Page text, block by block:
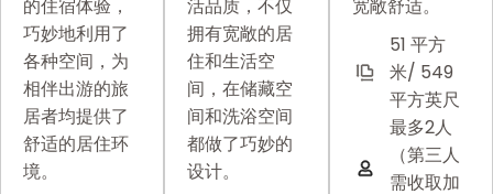
的住宿体验，
巧妙地利用了
各种空间，为
相伴出游的旅
居者均提供了
舒适的居住环
境。
活品质，不仅
拥有宽敞的居
住和生活空
间，在储藏空
间和洗浴空间
都做了巧妙的
设计。
宽敞舒适。
51 平方
米/ 549
平方英尺
最多2人
（第三人
需收取加